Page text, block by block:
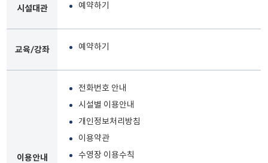
시설대관 예약하기
교육/강좌 예약하기
이용안내
전화번호 안내
시설별 이용안내
개인정보처리방침
이용약관
수영장 이용수칙